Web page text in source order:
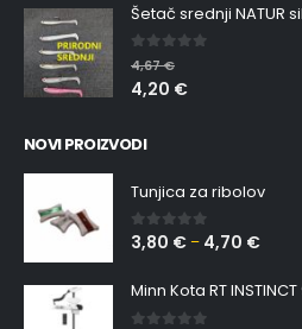
0 out of 5
4,67€
4,20 €
NOVI PROIZVODI
Tunjica za ribolov
0 out of 5
3,80 € – 4,70 €
Minn Kota RT INSTINCT